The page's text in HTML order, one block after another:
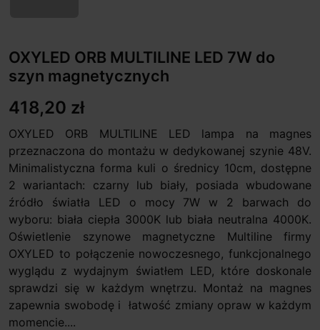
OXYLED ORB MULTILINE LED 7W do
szyn magnetycznych
418,20 zł
OXYLED ORB MULTILINE LED lampa na magnes
przeznaczona do montażu w dedykowanej szynie 48V.
Minimalistyczna forma kuli o średnicy 10cm, dostępne
2 wariantach: czarny lub biały, posiada wbudowane
źródło światła LED o mocy 7W w 2 barwach do
wyboru: biała ciepła 3000K lub biała neutralna 4000K.
Oświetlenie szynowe magnetyczne Multiline firmy
OXYLED to połączenie nowoczesnego, funkcjonalnego
wyglądu z wydajnym światłem LED, które doskonale
sprawdzi się w każdym wnętrzu. Montaż na magnes
zapewnia swobodę i łatwość zmiany opraw w każdym
momencie....